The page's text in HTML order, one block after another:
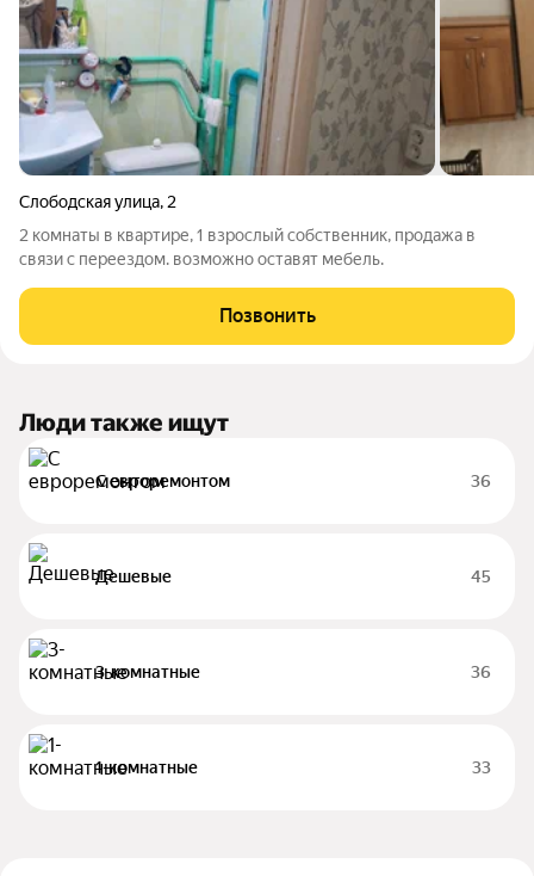
Слободская улица, 2
2 комнаты в квартире, 1 взрослый собственник, продажа в
связи с переездом. возможно оставят мебель.
Позвонить
Люди также ищут
С евроремонтом 36
Дешевые 45
3-комнатные 36
1-комнатные 33